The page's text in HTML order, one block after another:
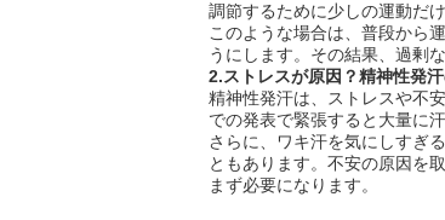
調節するために少しの運動だ
このような場合は、普段から
うにします。その結果、過剰
2.ストレスが原因？精神性発
精神性発汗は、ストレスや不
での発表で緊張すると大量に
さらに、ワキ汗を気にしすぎ
ともあります。不安の原因を
まず必要になります。